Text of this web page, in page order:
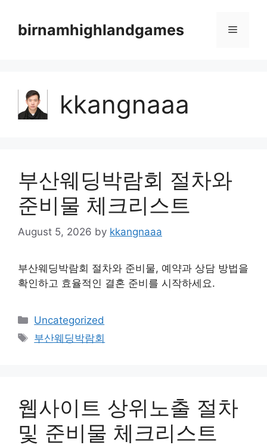
contentbirnamhighlandgames Menu
kkangnaaa
부산웨딩박람회 절차와
준비물 체크리스트
August 5, 2026 by kkangnaaa
부산웨딩박람회 절차와 준비물, 예약과 상담 방법을
확인하고 효율적인 결혼 준비를 시작하세요.
Categories
Uncategorized
Tags
부산웨딩박람회
웹사이트 상위노출 절차
및 준비물 체크리스트